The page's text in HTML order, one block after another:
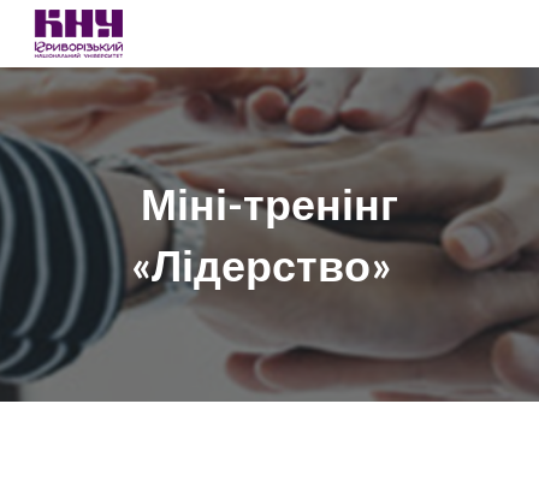
Skip to main content
Міні-тренінг
«Лідерство»